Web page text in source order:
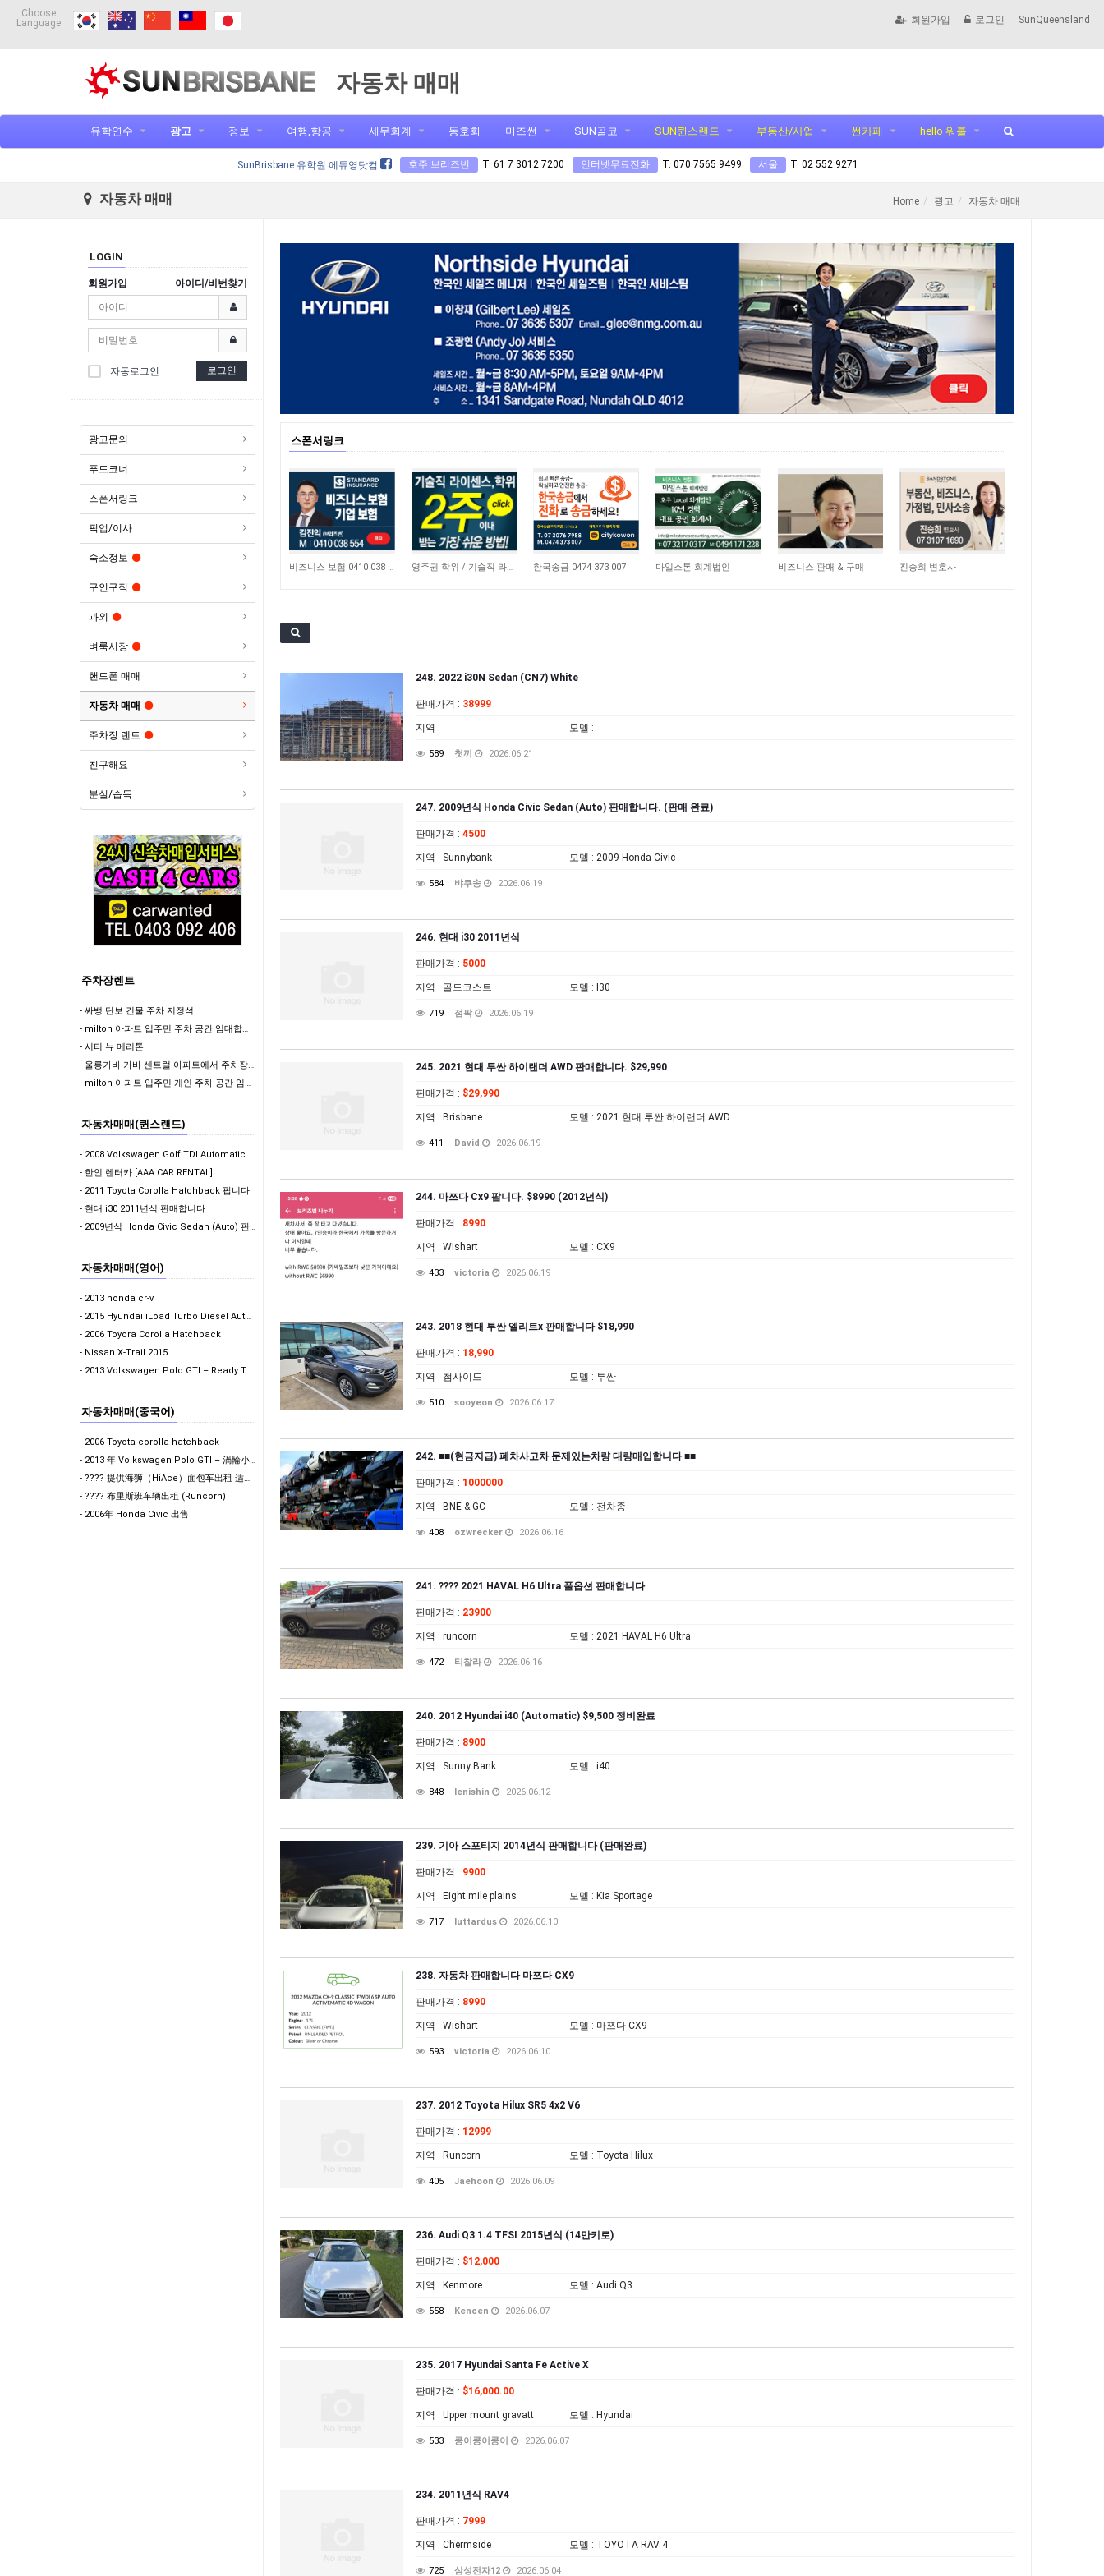
Choose
Language
회원가입 로그인 SunQueensland
자동차 매매
유학연수 광고 정보 여행,항공 세무회계 동호회 미즈썬 SUN골코 SUN퀸스랜드 부동산/사업 썬카페 hello 워홀
SunBrisbane 유학원 에듀영닷컴 호주 브리즈번 T. 61 7 3012 7200 인터넷무료전화 T. 070 7565 9499 서울 T. 02 552 9271
자동차 매매 Home 광고 자동차 매매
LOGIN
회원가입 아이디/비번찾기
자동로그인 로그인
광고문의
푸드코너
스폰서링크
픽업/이사
숙소정보
구인구직
과외
벼룩시장
핸드폰 매매
자동차 매매
주차장 렌트
친구해요
분실/습득
주차장렌트
- 싸뱅 단보 건물 주차 지정석
- milton 아파트 입주민 주차 공간 임대합니다 (지정석) !!
- 시티 뉴 메리톤
- 울릉가바 가바 센트럴 아파트에서 주차장 렌트합니다
- milton 아파트 입주민 개인 주차 공간 임대합니다 (지정석) !!
자동차매매(퀸스랜드)
- 2008 Volkswagen Golf TDI Automatic
- 한인 렌터카 [AAA CAR RENTAL]
- 2011 Toyota Corolla Hatchback 팝니다
- 현대 i30 2011년식 판매합니다
- 2009년식 Honda Civic Sedan (Auto) 판매합니다. (판매 완료)
자동차매매(영어)
- 2013 honda cr-v
- 2015 Hyundai iLoad Turbo Diesel Auto - $13,990 ONO…
- 2006 Toyora Corolla Hatchback
- Nissan X-Trail 2015
- 2013 Volkswagen Polo GTI – Ready To Drive Away
자동차매매(중국어)
- 2006 Toyota corolla hatchback
- 2013 年 Volkswagen Polo GTI – 渦輪小鋼炮
- ???? 提供海狮（HiAce）面包车出租 适合搬家 / 货物运输 / 工地作业使用 欢迎咨询
- ???? 布里斯班车辆出租 (Runcorn)
- 2006年 Honda Civic 出售
스폰서링크
4,644 비즈니스 보험 0410 038 554 21,168 영주권 학위 / 기술직 라이센스 최소2주안에 받기! (요리, 페인팅, 용접, 차일드케어 등… 10,742
한국송금 0474 373 007 4,661
마일스톤 회계법인 15,049
비즈니스 판매 & 구매 11,054
진승희 변호사
248. 2022 i30N Sedan (CN7) White
판매가격 : 38999
지역 : 모델 :
589 첫끼 2026.06.21
247. 2009년식 Honda Civic Sedan (Auto) 판매합니다. (판매 완료)
판매가격 : 4500
지역 : Sunnybank 모델 : 2009 Honda Civic
584 뱌쿠송 2026.06.19
246. 현대 i30 2011년식
판매가격 : 5000
지역 : 골드코스트 모델 : I30
719 점팍 2026.06.19
245. 2021 현대 투싼 하이랜더 AWD 판매합니다. $29,990
판매가격 : $29,990
지역 : Brisbane 모델 : 2021 현대 투싼 하이랜더 AWD
411 David 2026.06.19
244. 마쯔다 Cx9 팝니다. $8990 (2012년식)
판매가격 : 8990
지역 : Wishart 모델 : CX9
433 victoria 2026.06.19
243. 2018 현대 투싼 엘리트x 판매합니다 $18,990
판매가격 : 18,990
지역 : 첨사이드 모델 : 투싼
510 sooyeon 2026.06.17
242. ■■(현금지급) 폐차사고차 문제있는차량 대량매입합니다 ■■
판매가격 : 1000000
지역 : BNE & GC 모델 : 전차종
408 ozwrecker 2026.06.16
241. ???? 2021 HAVAL H6 Ultra 풀옵션 판매합니다
판매가격 : 23900
지역 : runcorn 모델 : 2021 HAVAL H6 Ultra
472 티찰라 2026.06.16
240. 2012 Hyundai i40 (Automatic) $9,500 정비완료
판매가격 : 8900
지역 : Sunny Bank 모델 : i40
848 lenishin 2026.06.12
239. 기아 스포티지 2014년식 판매합니다 (판매완료)
판매가격 : 9900
지역 : Eight mile plains 모델 : Kia Sportage
717 luttardus 2026.06.10
238. 자동차 판매합니다 마쯔다 CX9
판매가격 : 8990
지역 : Wishart 모델 : 마쯔다 CX9
593 victoria 2026.06.10
237. 2012 Toyota Hilux SR5 4x2 V6
판매가격 : 12999
지역 : Runcorn 모델 : Toyota Hilux
405 Jaehoon 2026.06.09
236. Audi Q3 1.4 TFSI 2015년식 (14만키로)
판매가격 : $12,000
지역 : Kenmore 모델 : Audi Q3
558 Kencen 2026.06.07
235. 2017 Hyundai Santa Fe Active X
판매가격 : $16,000.00
지역 : Upper mount gravatt 모델 : Hyundai
533 콩이콩이콩이 2026.06.07
234. 2011년식 RAV4
판매가격 : 7999
지역 : Chermside 모델 : TOYOTA RAV 4
725 삼성전자12 2026.06.04